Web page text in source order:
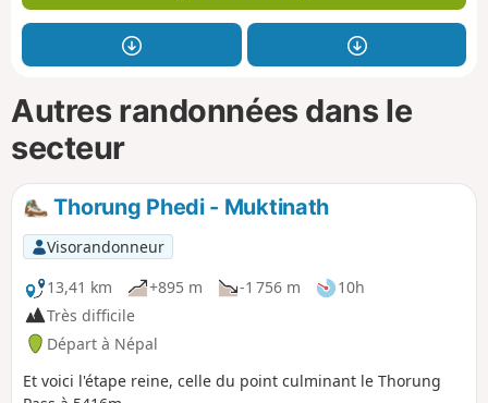
Autres randonnées dans le
secteur
Thorung Phedi - Muktinath
Visorandonneur
13,41 km
+895 m -1 756 m
10h
Très difficile
Départ à Népal
Et voici l'étape reine, celle du point culminant le Thorung